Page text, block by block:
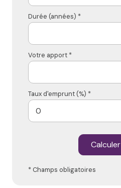
Durée (années) *
Votre apport *
Taux d'emprunt (%) *
Calculer
* Champs obligatoires